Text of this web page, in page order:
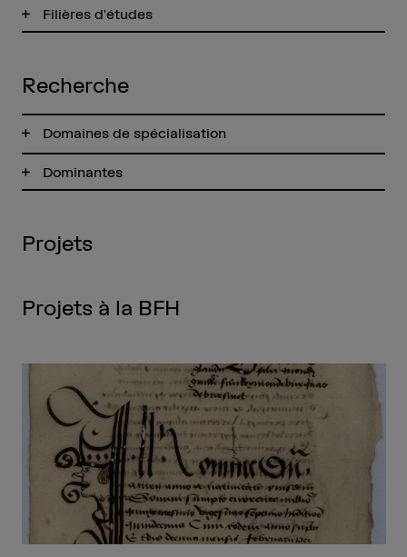
Filières d'études
Recherche
Domaines de spécialisation
Dominantes
Projets
Projets à la BFH